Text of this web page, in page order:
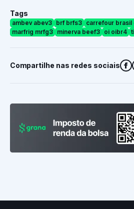
Tags
ambev abev3 brf brfs3 carrefour brasil
marfrig mrfg3 minerva beef3 oi oibr4
Compartilhe nas redes sociais